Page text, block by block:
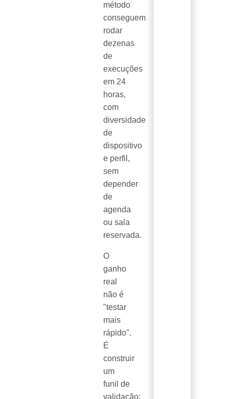
método
conseguem
rodar
dezenas
de
execuções
em 24
horas,
com
diversidade
de
dispositivo
e perfil,
sem
depender
de
agenda
ou sala
reservada.
O
ganho
real
não é
"testar
mais
rápido".
É
construir
um
funil de
validação: